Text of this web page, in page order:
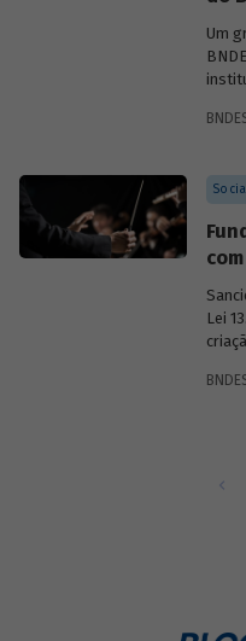
teve
sigla
Um
no
sua
Lei
pela